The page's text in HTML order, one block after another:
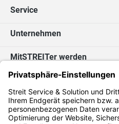
Service
Unternehmen
MitSTREITer werden
Kontakt
Social Media